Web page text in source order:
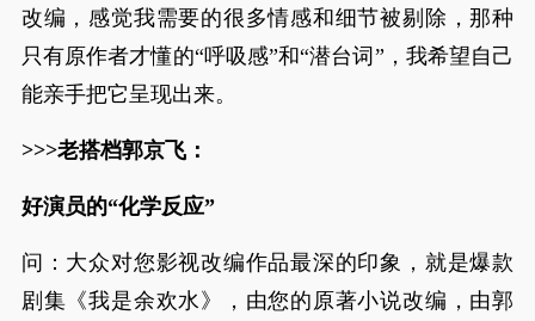
改编，感觉我需要的很多情感和细节被剔除，那种
只有原作者才懂的“呼吸感”和“潜台词”，我希望自己
能亲手把它呈现出来。
>>>老搭档郭京飞：
好演员的“化学反应”
问：大众对您影视改编作品最深的印象，就是爆款
剧集《我是余欢水》，由您的原著小说改编，由郭